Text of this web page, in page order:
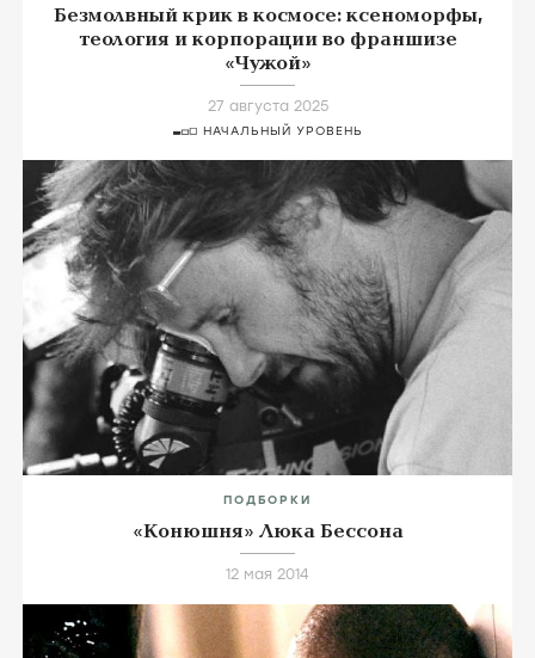
Безмолвный крик в космосе: ксеноморфы,
теология и корпорации во франшизе
«Чужой»
27 августа 2025
НАЧАЛЬНЫЙ УРОВЕНЬ
ПОДБОРКИ
«Конюшня» Люка Бессона
12 мая 2014